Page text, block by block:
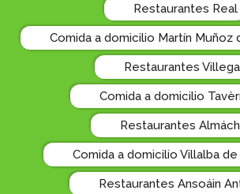
Restaurantes Real
Comida a domicilio Martín Muñoz
Restaurantes
Comida a domicilio
Restaurantes
Comida a domicilio Villalba
Restaurantes Ansoáin